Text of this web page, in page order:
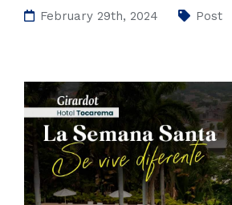
February 29th, 2024 Post